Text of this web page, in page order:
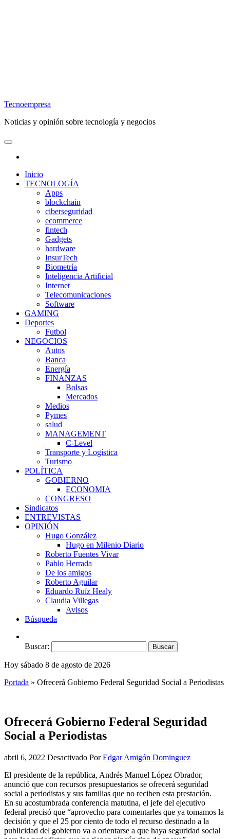
Tecnoempresa
Noticias y opinión sobre tecnología y negocios
Inicio
TECNOLOGÍA
Apps
blockchain
ciberseguridad
ecommerce
fintech
Gadgets
hardware
InsurTech
Biometría
Inteligencia Artificial
Internet
Telecomunicaciones
Software
GAMING
Deportes
Futbol
NEGOCIOS
Autos
Banca
Energía
FINANZAS
Bolsas
Mercados
Medios
Pymes
salud
MANAGEMENT
C-Level
Transporte y Logística
Turismo
POLÍTICA
GOBIERNO
ECONOMIA
CONGRESO
Sindicatos
ENTREVISTAS
OPINIÓN
Hugo González
Hugo en Milenio Diario
Roberto Fuentes Vivar
Pablo Herrada
De los amigos
Roberto Aguilar
Eduardo Ruíz Healy
Claudia Villegas
Avisos
Búsqueda
Buscar:
Hoy sábado 8 de agosto de 2026
Portada » Ofrecerá Gobierno Federal Seguridad Social a Periodistas
Ofrecerá Gobierno Federal Seguridad
Social a Periodistas
abril 6, 2022 Desactivado Por Edgar Amigón Dominguez
El presidente de la república, Andrés Manuel López Obrador,
anunció que con recursos presupuestarios se ofrecerá seguridad
social a periodistas y sus familias que no reciben esta prestación.
En su acostumbrada conferencia matutina, el jefe del ejecutivo
federal precisó que “aprovecho para comentarles que ya tomamos la
decisión y que el 25 por ciento de todo el recurso destinado a la
publicidad del gobierno va a orientarse a que haya seguridad social